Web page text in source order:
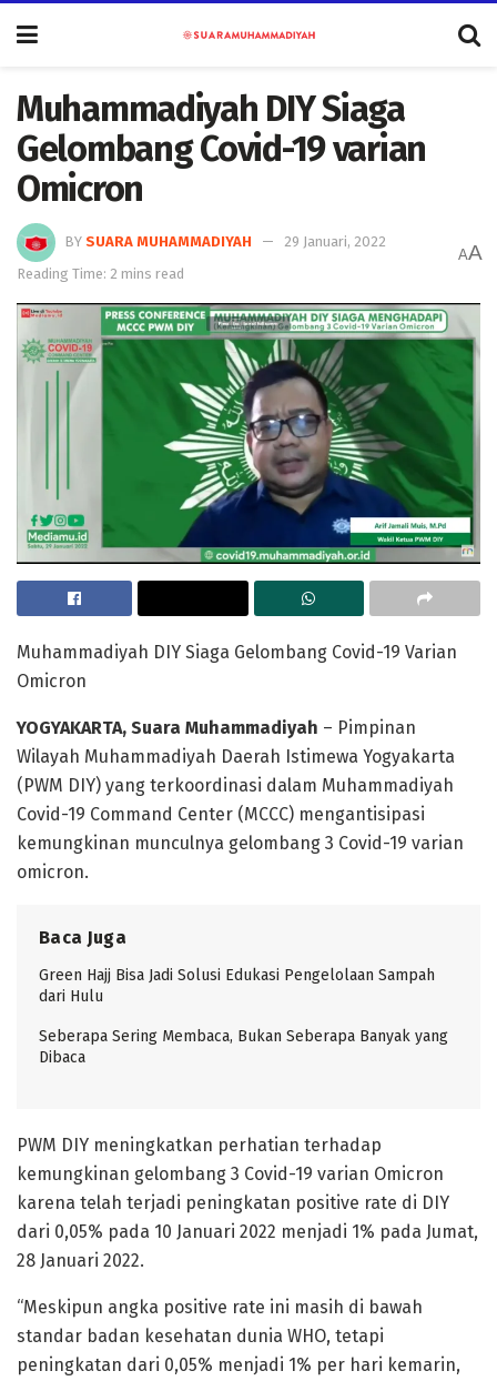
Muhammadiyah DIY Siaga
Gelombang Covid-19 varian
Omicron
BY SUARA MUHAMMADIYAH
29 Januari, 2022
Reading Time: 2 mins read
AA
Muhammadiyah DIY Siaga Gelombang Covid-19 Varian
Omicron
YOGYAKARTA, Suara Muhammadiyah – Pimpinan
Wilayah Muhammadiyah Daerah Istimewa Yogyakarta
(PWM DIY) yang terkoordinasi dalam Muhammadiyah
Covid-19 Command Center (MCCC) mengantisipasi
kemungkinan munculnya gelombang 3 Covid-19 varian
omicron.
Baca Juga
Green Hajj Bisa Jadi Solusi Edukasi Pengelolaan Sampah
dari Hulu
Seberapa Sering Membaca, Bukan Seberapa Banyak yang
Dibaca
PWM DIY meningkatkan perhatian terhadap
kemungkinan gelombang 3 Covid-19 varian Omicron
karena telah terjadi peningkatan positive rate di DIY
dari 0,05% pada 10 Januari 2022 menjadi 1% pada Jumat,
28 Januari 2022.
“Meskipun angka positive rate ini masih di bawah
standar badan kesehatan dunia WHO, tetapi
peningkatan dari 0,05% menjadi 1% per hari kemarin,